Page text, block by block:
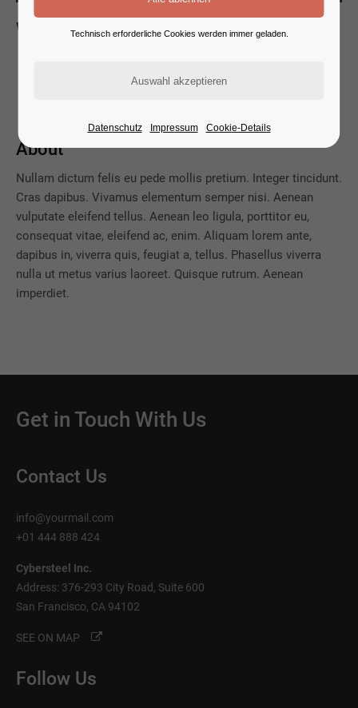
Whats new
elit. Aenean commodo ligula eget dolor. Aenean
About
Nullam dictum felis eu pede mollis pretium. Integer tincidunt.
Cras dapibus. Vivamus elementum semper nisi. Aenean
vulputate eleifend tellus. Aenean leo ligula, porttitor eu,
consequat vitae, eleifend ac, enim. Aliquam lorem ante,
dapibus in, viverra quis, feugiat a, tellus. Phasellus viverra
nulla ut metus varius laoreet. Quisque rutrum. Aenean
imperdiet.
Get in Touch With Us
Contact Us
info@yourmail.com
+01 444 888 424
Cybersteel Inc.
Address: 376-293 City Road, Suite 600
San Francisco, CA 94102
SEE ON MAP
Follow Us
Technisch erforderliche Cookies werden immer geladen.
Datenschutz Impressum Cookie-Details